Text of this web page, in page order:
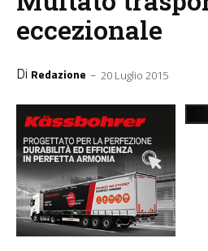
eccezionale
Di Redazione - 20 Luglio 2015